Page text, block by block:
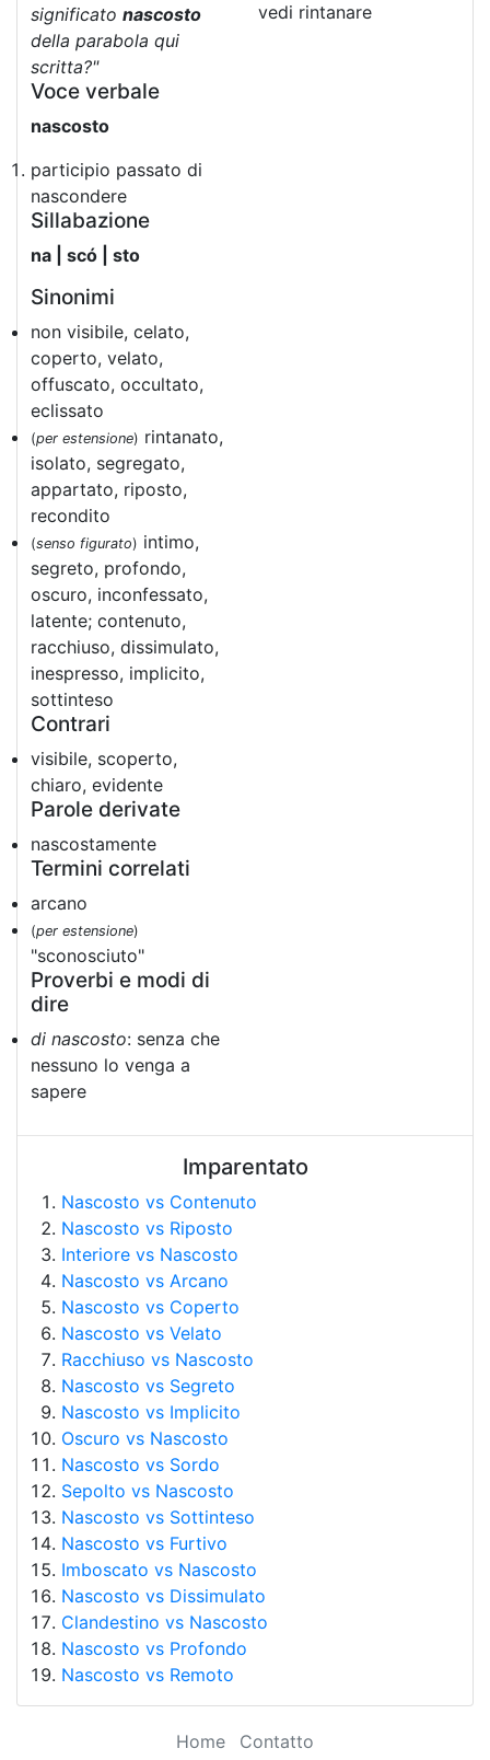
significato nascosto
della parabola qui
scritta?"
Voce verbale
nascosto
participio passato di
nascondere
Sillabazione
na | scó | sto
Sinonimi
non visibile, celato,
coperto, velato,
offuscato, occultato,
eclissato
(per estensione) rintanato,
isolato, segregato,
appartato, riposto,
recondito
(senso figurato) intimo,
segreto, profondo,
oscuro, inconfessato,
latente; contenuto,
racchiuso, dissimulato,
inespresso, implicito,
sottinteso
Contrari
visibile, scoperto,
chiaro, evidente
Parole derivate
nascostamente
Termini correlati
arcano
(per estensione)
"sconosciuto"
Proverbi e modi di
dire
di nascosto: senza che
nessuno lo venga a
sapere
vedi rintanare
Imparentato
Nascosto vs Contenuto
Nascosto vs Riposto
Interiore vs Nascosto
Nascosto vs Arcano
Nascosto vs Coperto
Nascosto vs Velato
Racchiuso vs Nascosto
Nascosto vs Segreto
Nascosto vs Implicito
Oscuro vs Nascosto
Nascosto vs Sordo
Sepolto vs Nascosto
Nascosto vs Sottinteso
Nascosto vs Furtivo
Imboscato vs Nascosto
Nascosto vs Dissimulato
Clandestino vs Nascosto
Nascosto vs Profondo
Nascosto vs Remoto
Home Contatto